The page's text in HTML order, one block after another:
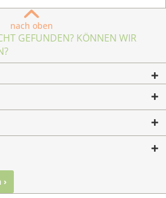
nach oben
GEFUNDEN? KÖNNEN WIR